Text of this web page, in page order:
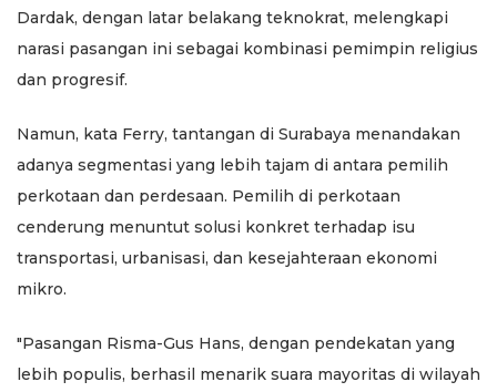
Dardak, dengan latar belakang teknokrat, melengkapi
narasi pasangan ini sebagai kombinasi pemimpin religius
dan progresif.
Namun, kata Ferry, tantangan di Surabaya menandakan
adanya segmentasi yang lebih tajam di antara pemilih
perkotaan dan perdesaan. Pemilih di perkotaan
cenderung menuntut solusi konkret terhadap isu
transportasi, urbanisasi, dan kesejahteraan ekonomi
mikro.
"Pasangan Risma-Gus Hans, dengan pendekatan yang
lebih populis, berhasil menarik suara mayoritas di wilayah